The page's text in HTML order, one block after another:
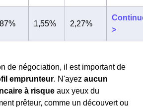
1,55% 2,27%
>
de négociation, il est important de
emprunteur. N'ayez aucun
à risque aux yeux du
prêteur, comme un découvert ou